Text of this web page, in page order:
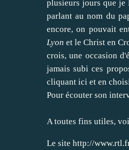
plusieurs jours que je
parlant au nom du
encore, on pouvait
Lyon et le Christ en
crois, une occasion
jamais subi ces
cliquant ici et en
Pour écouter son
A toutes fins utiles,
Le site http://